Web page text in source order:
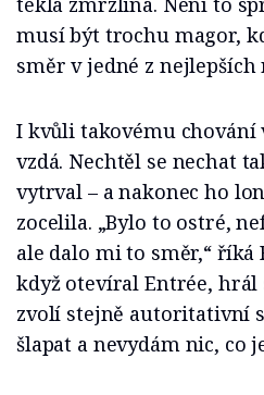
musí být trochu magor,
směr v jedné z nejlepších
I kvůli takovému chování
vzdá. Nechtěl se nechat
vytrval – a nakonec ho
zocelila. „Bylo to ostré,
ale dalo mi to směr,“ říká
když otevíral Entrée, hrál
zvolí stejně autoritativní
šlapat a nevydám nic, co